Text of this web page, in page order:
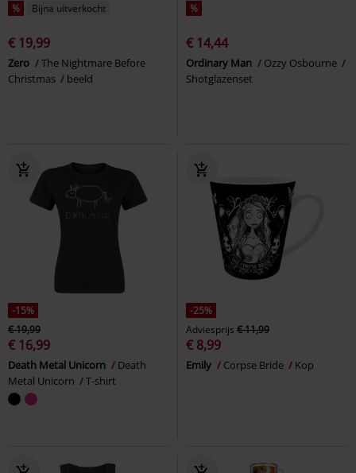
% Bijna uitverkocht
€ 19,99
Zero
The Nightmare Before
Christmas
beeld
%
€ 14,44
Ordinary Man
Ozzy Osbourne
Shotglazenset
-15%
€ 19,99
€ 16,99
Death Metal Unicorn
Death
Metal Unicorn
T-shirt
-25%
Adviesprijs € 11,99
€ 8,99
Emily Corpse Bride Kop